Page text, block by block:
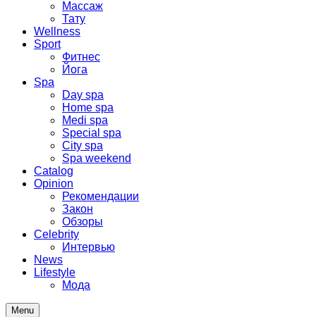
Массаж
Тату
Wellness
Sport
Фитнес
Йога
Spa
Day spa
Home spa
Medi spa
Special spa
City spa
Spa weekend
Catalog
Opinion
Рекомендации
Закон
Обзоры
Celebrity
Интервью
News
Lifestyle
Мода
Menu